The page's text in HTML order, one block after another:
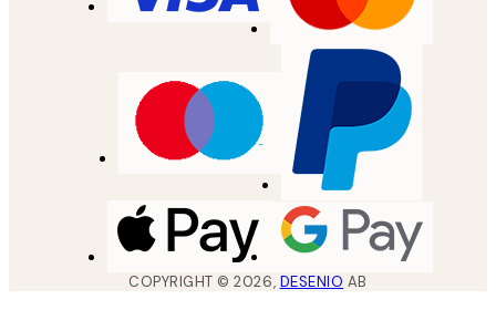
COPYRIGHT ©2026, DESENIO AB